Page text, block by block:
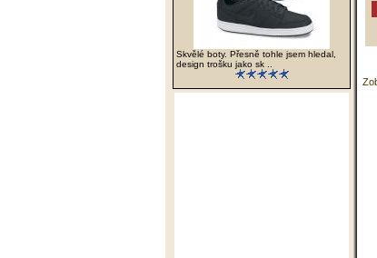
Skvělé boty. Přesně tohle jsem hledal,
design trošku jako sk ..